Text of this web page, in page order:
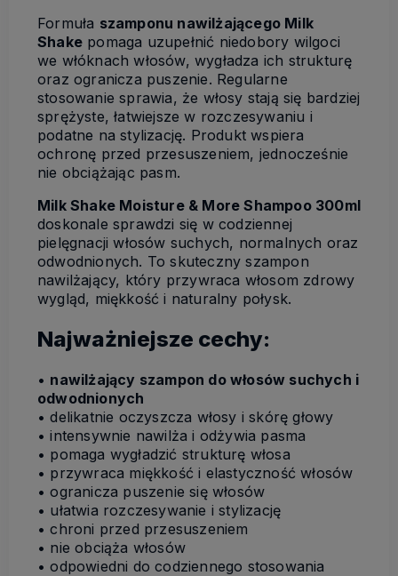
Formuła szamponu nawilżającego Milk
Shake pomaga uzupełnić niedobory wilgoci
we włóknach włosów, wygładza ich strukturę
oraz ogranicza puszenie. Regularne
stosowanie sprawia, że włosy stają się bardziej
sprężyste, łatwiejsze w rozczesywaniu i
podatne na stylizację. Produkt wspiera
ochronę przed przesuszeniem, jednocześnie
nie obciążając pasm.
Milk Shake Moisture & More Shampoo 300ml
doskonale sprawdzi się w codziennej
pielęgnacji włosów suchych, normalnych oraz
odwodnionych. To skuteczny szampon
nawilżający, który przywraca włosom zdrowy
wygląd, miękkość i naturalny połysk.
Najważniejsze cechy:
• nawilżający szampon do włosów suchych i
odwodnionych
• delikatnie oczyszcza włosy i skórę głowy
• intensywnie nawilża i odżywia pasma
• pomaga wygładzić strukturę włosa
• przywraca miękkość i elastyczność włosów
• ogranicza puszenie się włosów
• ułatwia rozczesywanie i stylizację
• chroni przed przesuszeniem
• nie obciąża włosów
• odpowiedni do codziennego stosowania